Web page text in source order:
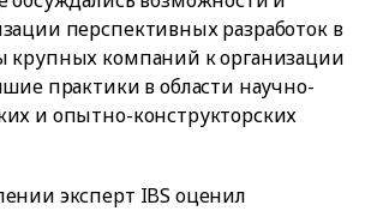
перспективных разработок в
крупных компаний к организации
практики в области научно-
и опытно-конструкторских
эксперт IBS оценил